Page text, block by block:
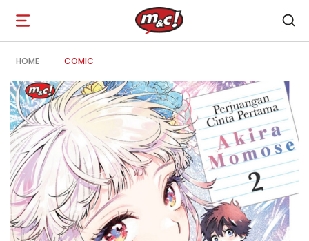
Open
navigation
HOME COMIC